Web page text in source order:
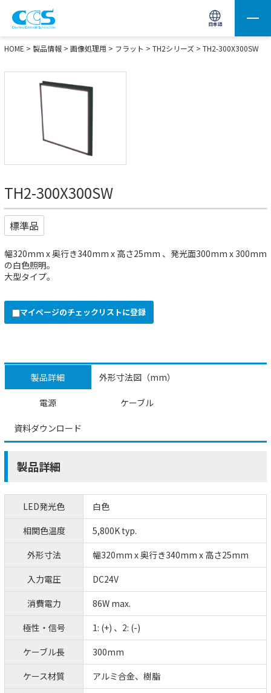
日本語
画像処理用の製品検索 サイト内検索(Enterで実行)
HOME > 製品情報 > 画像処理用 > フラット > TH2シリーズ > TH2-300X300SW
TH2-300X300SW
標準品
幅320mm x 奥行き340mm x 高さ25mm 、発光面300mm x 300mm
の白色照明。
大型タイプ。
マイページのチェックリストに登録
製品詳細 外形寸法図（mm）
電源 ケーブル
資料ダウンロード
製品詳細
LED発光色
白色
相関色温度
5,800K typ.
外形寸法
幅320mm x 奥行き340mm x 高さ25mm
入力電圧
DC24V
消費電力
86W max.
極性・信号
1: (+) 、2: (-)
ケーブル長
300mm
ケース材質
アルミ合金、樹脂